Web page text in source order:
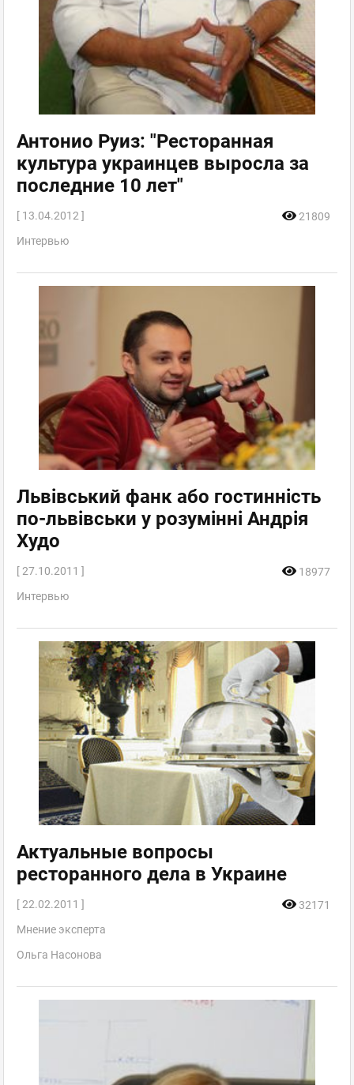
Антонио Руиз: "Ресторанная
культура украинцев выросла за
последние 10 лет"
[ 13.04.2012 ]
21809
Интервью
Львівський фанк або гостинність
по-львівськи у розумінні Андрія
Худо
[ 27.10.2011 ]
18977
Интервью
Актуальные вопросы
ресторанного дела в Украине
[ 22.02.2011 ]
32171
Мнение эксперта
Ольга Насонова